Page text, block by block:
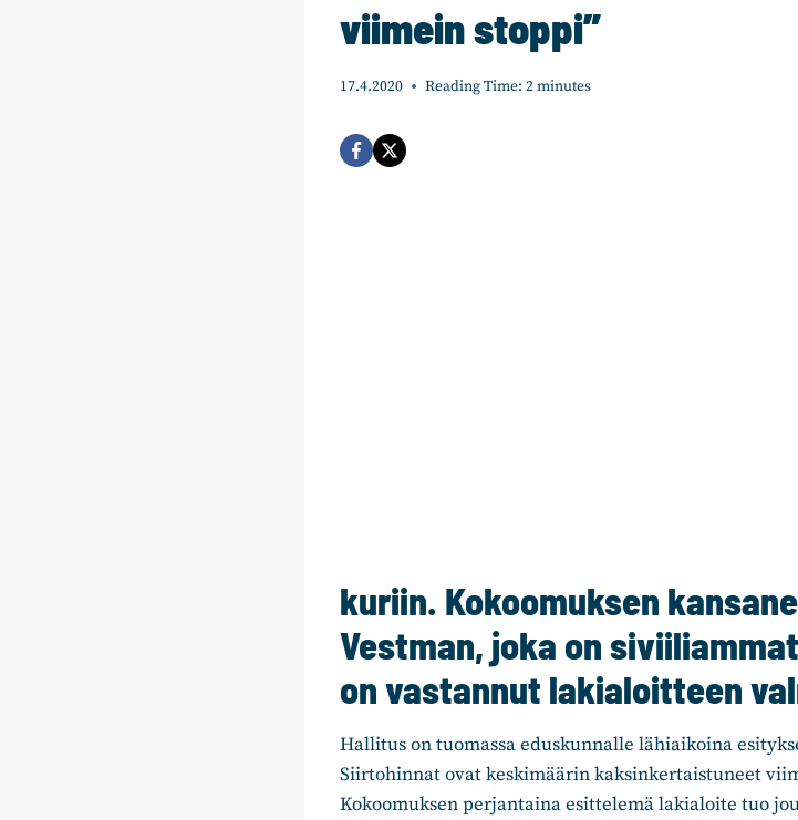
viimein stoppi”
17.4.2020 Reading Time: 2minutes
kuriin. Kokoomuksen
Vestman, joka on
on vastannut lakialoitteen
Hallitus on tuomassa eduskunnalle lähiaikoina
Siirtohinnat ovat keskimäärin kaksinkertaistuneet
Kokoomuksen perjantaina esittelemä lakialoite tuo